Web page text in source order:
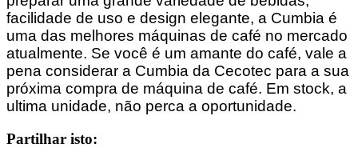
facilidade de uso e design elegante, a Cumbia é
uma das melhores máquinas de café no mercado
atualmente. Se você é um amante do café, vale a
pena considerar a Cumbia da Cecotec para a sua
próxima compra de máquina de café. Em stock, a
ultima unidade, não perca a oportunidade.
Partilhar isto: